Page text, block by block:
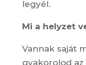
legyél.
Mi a helyzet
Vannak saját
gyakorolod